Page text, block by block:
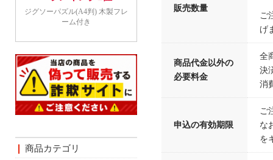
販売数量
ご
げ
商品代金以外の
必要料金
全
決
消
申込の有効期限
ご
な
を
商品カテゴリ